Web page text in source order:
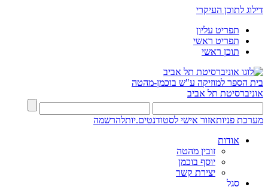
דילוג לתוכן העיקרי
תפריט עליון
תפריט ראשי
תוכן ראשי
בית הספר למוזיקה ע"ש בוכמן-מהטה
אוניברסיטת תל אביב
מערכת פניותאזור אישי לסטודנטים.יותלהרשמה
אודות
זובין מהטה
יוסף בוכמן
יצירת קשר
סגל